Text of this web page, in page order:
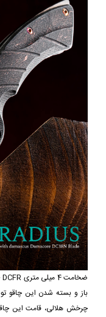
باز و بسته شدن این چاقو
چرخش هلالی، قامت این